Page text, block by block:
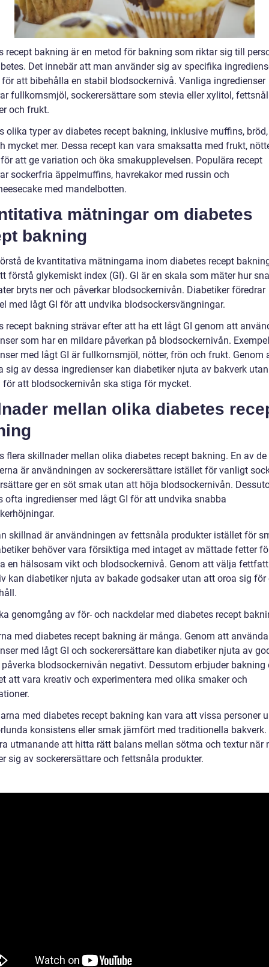
recept bakning är en metod för bakning som riktar sig till
Det innebär att man använder sig av specifika
att bibehålla en stabil blodsockernivå. Vanliga ingredienser
fullkornsmjöl, sockerersättare som stevia eller xylitol,
och frukt.
olika typer av diabetes recept bakning, inklusive muffins, bröd,
mycket mer. Dessa recept kan vara smaksatta med frukt,
att ge variation och öka smakupplevelsen. Populära recept
sockerfria äppelmuffins, havrekakor med russin och
med mandelbotten.
mätningar om diabetes
bakning
de kvantitativa mätningarna inom diabetes recept
förstå glykemiskt index (GI). GI är en skala som mäter hur
bryts ner och påverkar blodsockernivån. Diabetiker föredrar
med lågt GI för att undvika blodsockersvängningar.
recept bakning strävar efter att ha ett lågt GI genom att
som har en mildare påverkan på blodsockernivån.
med lågt GI är fullkornsmjöl, nötter, frön och frukt. Genom
sig av dessa ingredienser kan diabetiker njuta av bakverk
för att blodsockernivån ska stiga för mycket.
mellan olika diabetes
flera skillnader mellan olika diabetes recept bakning. En av
är användningen av sockerersättare istället för vanligt
ger en söt smak utan att höja blodsockernivån.
ofta ingredienser med lågt GI för att undvika snabba
skillnad är användningen av fettsnåla produkter istället för
behöver vara försiktiga med intaget av mättade fetter
en hälsosam vikt och blodsockernivå. Genom att välja
kan diabetiker njuta av bakade godsaker utan att oroa sig för
genomgång av för- och nackdelar med diabetes recept
med diabetes recept bakning är många. Genom att
med lågt GI och sockerersättare kan diabetiker njuta av
blodsockernivån negativt. Dessutom erbjuder bakning
att vara kreativ och experimentera med olika smaker och
med diabetes recept bakning kan vara att vissa personer
konsistens eller smak jämfört med traditionella bakverk.
utmanande att hitta rätt balans mellan sötma och textur när
sig av sockerersättare och fettsnåla produkter.